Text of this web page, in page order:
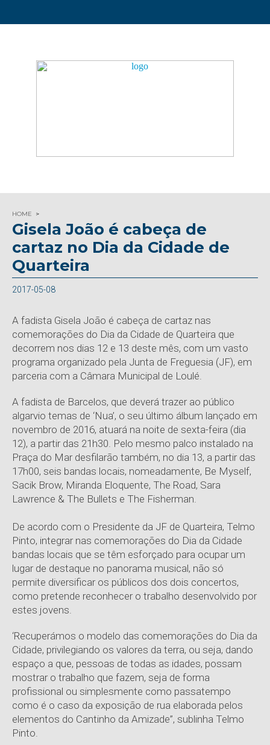
HOME
Gisela João é cabeça de
cartaz no Dia da Cidade de
Quarteira
2017-05-08
A fadista Gisela João é cabeça de cartaz nas
comemorações do Dia da Cidade de Quarteira que
decorrem nos dias 12 e 13 deste mês, com um vasto
programa organizado pela Junta de Freguesia (JF), em
parceria com a Câmara Municipal de Loulé.
A fadista de Barcelos, que deverá trazer ao público
algarvio temas de ‘Nua’, o seu último álbum lançado em
novembro de 2016, atuará na noite de sexta-feira (dia
12), a partir das 21h30. Pelo mesmo palco instalado na
Praça do Mar desfilarão também, no dia 13, a partir das
17h00, seis bandas locais, nomeadamente, Be Myself,
Sacik Brow, Miranda Eloquente, The Road, Sara
Lawrence & The Bullets e The Fisherman.
De acordo com o Presidente da JF de Quarteira, Telmo
Pinto, integrar nas comemorações do Dia da Cidade
bandas locais que se têm esforçado para ocupar um
lugar de destaque no panorama musical, não só
permite diversificar os públicos dos dois concertos,
como pretende reconhecer o trabalho desenvolvido por
estes jovens.
‘Recuperámos o modelo das comemorações do Dia da
Cidade, privilegiando os valores da terra, ou seja, dando
espaço a que, pessoas de todas as idades, possam
mostrar o trabalho que fazem, seja de forma
profissional ou simplesmente como passatempo
como é o caso da exposição de rua elaborada pelos
elementos do Cantinho da Amizade”, sublinha Telmo
Pinto.